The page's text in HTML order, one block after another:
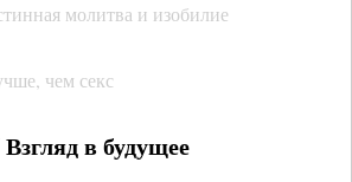
молитва и изобилие
чем секс
в будущее